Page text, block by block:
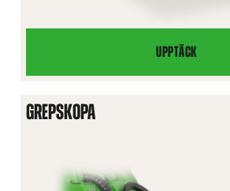
UPPTÄCK
KOMBISKOPA
GREPSKOPA